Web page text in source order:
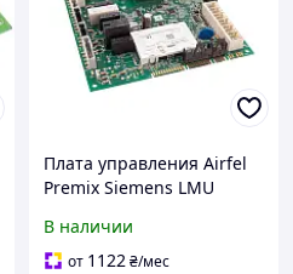
Плата управления Airfel
Premix Siemens LMU
артикул SD00039595, для
котлов с ЖК-дисплеем
В наличии
от 1122₴/мес